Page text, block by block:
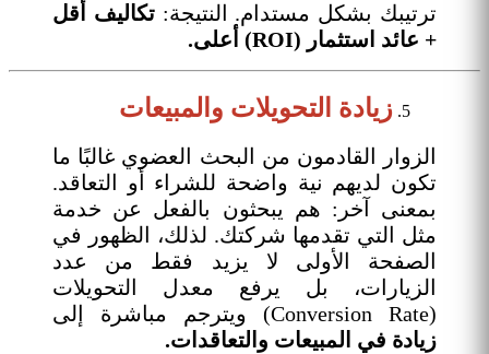
ترتيبك بشكل مستدام. النتيجة: تكاليف أقل
+ عائد استثمار (ROI) أعلى.
زيادة التحويلات والمبيعات
الزوار القادمون من البحث العضوي غالبًا ما
تكون لديهم نية واضحة للشراء أو التعاقد.
بمعنى آخر: هم يبحثون بالفعل عن خدمة
مثل التي تقدمها شركتك. لذلك، الظهور في
الصفحة الأولى لا يزيد فقط من عدد
الزيارات، بل يرفع معدل التحويلات
(Conversion Rate) ويترجم مباشرة إلى
زيادة في المبيعات والتعاقدات.